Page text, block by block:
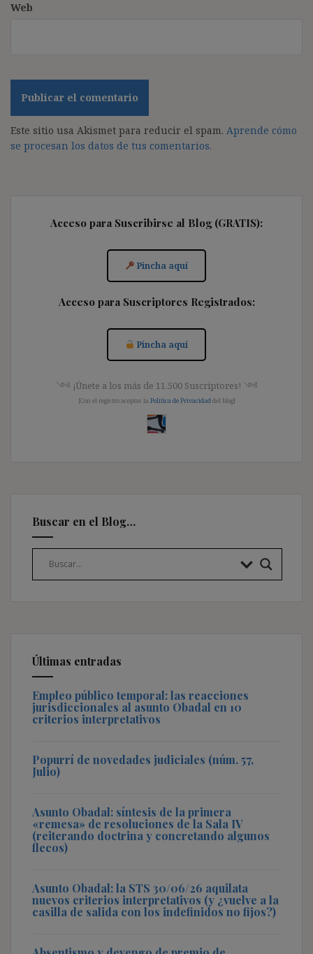
Web
Este sitio usa Akismet para reducir el spam. Aprende cómo
se procesan los datos de tus comentarios.
Acceso para Suscribirse al Blog (GRATIS):
Pincha aquí
Acceso para Suscriptores Registrados:
Pincha aquí
༺ ¡Únete a los más de 11.500 Suscriptores! ༺
[Con el registro aceptas la Política de Privacidad del blog]
Buscar en el Blog…
Últimas entradas
Empleo público temporal: las reacciones
jurisdiccionales al asunto Obadal en 10
criterios interpretativos
Popurrí de novedades judiciales (núm. 57,
Julio)
Asunto Obadal: síntesis de la primera
«remesa» de resoluciones de la Sala IV
(reiterando doctrina y concretando algunos
flecos)
Asunto Obadal: la STS 30/06/26 aquilata
nuevos criterios interpretativos (y ¿vuelve a la
casilla de salida con los indefinidos no fijos?)